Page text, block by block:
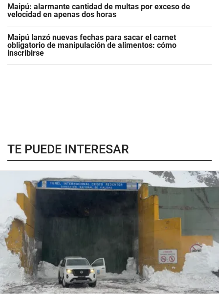
Maipú: alarmante cantidad de multas por exceso de
velocidad en apenas dos horas
Maipú lanzó nuevas fechas para sacar el carnet
obligatorio de manipulación de alimentos: cómo
inscribirse
TE PUEDE INTERESAR